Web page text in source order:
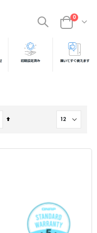
カート
0商品
降